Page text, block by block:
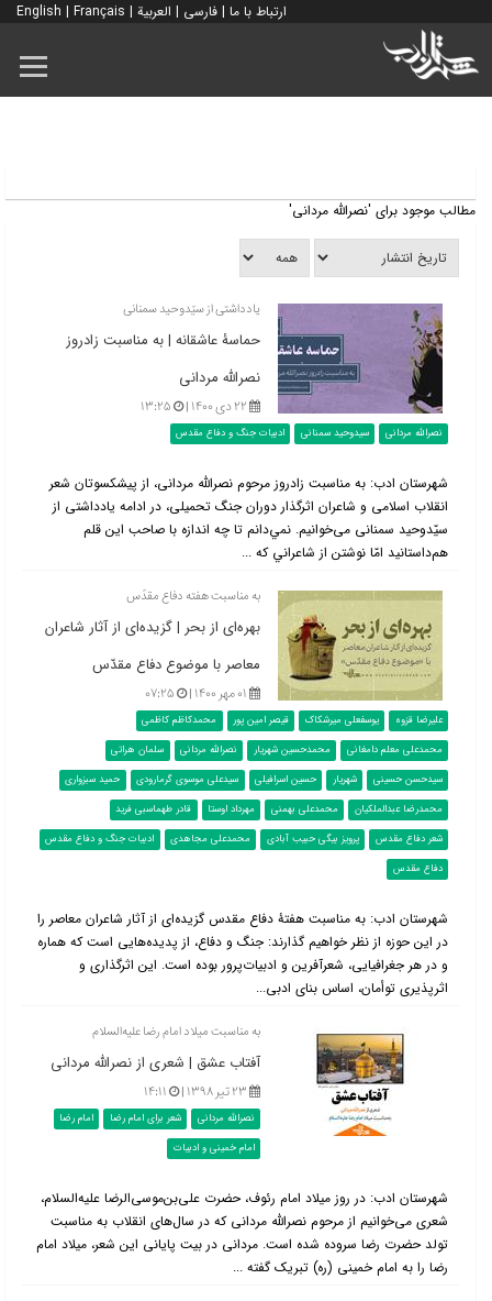
ارتباط با ما | فارسی | العربية |
English | Français
مطالب موجود برای 'نصرالله مردانی'
یادداشتی از سیّدوحید سمنانی
حماسۀ عاشقانه | به مناسبت زادروز
نصراللّه مردانی
۲۲ دی ۱۴۰۰ | ۱۳:۲۵
نصرالله مردانی سیدوحید سمنانی ادبیات جنگ و دفاع مقدس
شهرستان ادب: به مناسبت زادروز مرحوم نصرالله مردانی، از پیشکسوتان شعر
انقلاب اسلامی و شاعران اثرگذار دوران جنگ تحمیلی، در ادامه یادداشتی از
سیّدوحید سمنانی می‌خوانیم. نمي‌دانم تا چه اندازه با صاحب اين قلم
هم‌داستانيد امّا نوشتن از شاعراني كه ...
به مناسبت هفته دفاع مقدّس
بهره‌ای از بحر | گزیده‌ای از آثار شاعران
معاصر با موضوع دفاع مقدّس
۰۱ مهر ۱۴۰۰ | ۰۷:۲۵
علیرضا قزوه یوسفعلی میرشکاک قیصر امین پور
محمدکاظم کاظمی
محمدعلی معلم دامغانی
محمدحسین شهریار نصرالله مردانی
سلمان هراتی
سیدحسن حسینی
شهریار حسین اسرافیلی سیدعلی موسوی گرمارودی
حمید سبزواری
محمدرضا عبدالملکیان
محمدعلی بهمنی مهرداد اوستا
قادر طهماسبی فرید
شعر دفاع مقدس
پرویز بیگی حبیب آبادی محمدعلی مجاهدی
ادبیات جنگ و دفاع مقدس
دفاع مقدس
شهرستان ادب: به مناسبت هفتۀ دفاع مقدس گزیده‌ای از آثار شاعران معاصر را
در این حوزه از نظر خواهیم گذارند: جنگ و دفاع، از پدیده‌هایی است که هماره
و در هر جغرافیایی، شعرآفرین و ادبیات‌پرور بوده است. این اثرگذاری و
اثرپذیری توأمان، اساس بنای ادبی...
به مناسبت میلاد امام رضا علیه‌السلام
آفتاب عشق | شعری از نصرالله مردانی
۲۳ تیر ۱۳۹۸ | ۱۴:۱۱
نصرالله مردانی شعر برای امام رضا
امام رضا
امام خمینی و ادبیات
شهرستان ادب: در روز میلاد امام رئوف، حضرت علی‌بن‌موسی‌الرضا علیه‌السلام،
شعری می‌خوانیم از مرحوم نصرالله مردانی که در سال‌های انقلاب به مناسبت
تولد حضرت رضا سروده شده است. مردانی در بیت پایانی این شعر، میلاد امام
رضا را به امام خمینی (ره) تبریک گفته ...